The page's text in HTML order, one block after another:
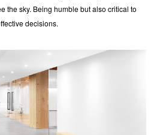
the sky. Being humble but also critical to
decisions.